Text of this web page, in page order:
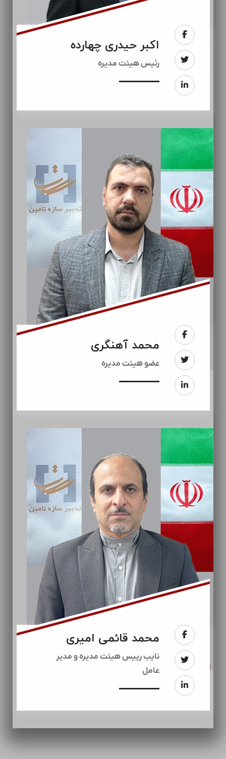
اکبر حیدری چهارده
رئيس هیئت مدیره
محمد آهنگری
عضو هیئت مدیره
محمد قائمی امیری
نایب رییس هیئت مدیره و مدیر
عامل